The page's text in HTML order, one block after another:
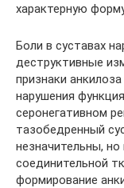
характерную
Боли в суставах
деструктивные
признаки
нарушения
серонегативном
тазобедренный
незначительны,
соединительной
формирование